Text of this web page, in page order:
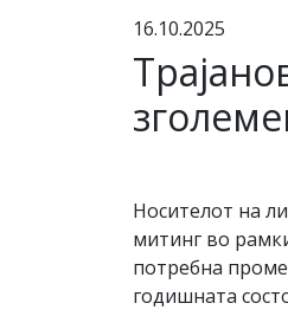
16.10.2025
Носителот на
митинг во
потребна
годишната